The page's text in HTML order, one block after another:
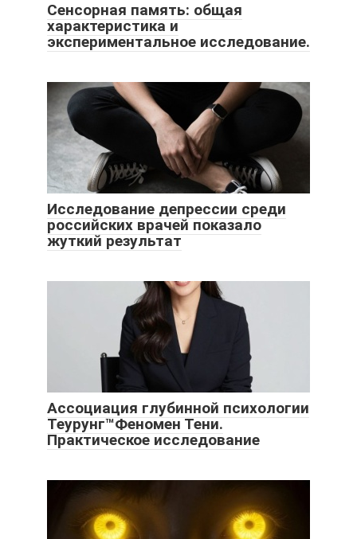
Сенсорная память: общая
характеристика и
экспериментальное исследование.
Исследование депрессии среди
российских врачей показало
жуткий результат
Ассоциация глубинной психологии
Теурунг™Феномен Тени.
Практическое исследование